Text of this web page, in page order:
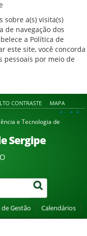
sobre a(s) visita(s)
de navegação dos
a Política de
este site, você concorda
pessoais por meio de
CONTRASTE MAPA
A+ A A-
e Tecnologia de
Sergipe
Gestão Calendários